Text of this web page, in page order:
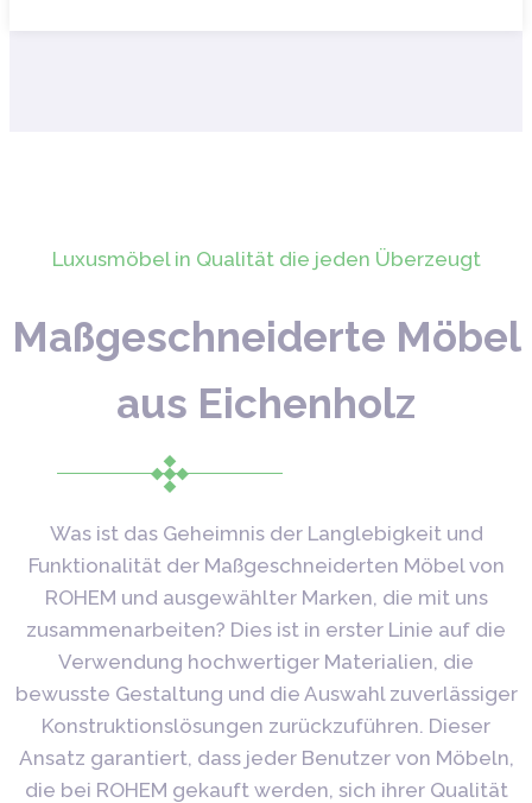
Luxusmöbel in Qualität die jeden Überzeugt
Maßgeschneiderte Möbel
aus Eichenholz
Was ist das Geheimnis der Langlebigkeit und
Funktionalität der Maßgeschneiderten Möbel von
ROHEM und ausgewählter Marken, die mit uns
zusammenarbeiten? Dies ist in erster Linie auf die
Verwendung hochwertiger Materialien, die
bewusste Gestaltung und die Auswahl zuverlässiger
Konstruktionslösungen zurückzuführen. Dieser
Ansatz garantiert, dass jeder Benutzer von Möbeln,
die bei ROHEM gekauft werden, sich ihrer Qualität